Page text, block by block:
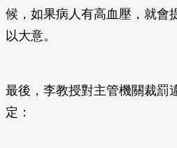
候，如果病人有高血壓，就會
以大意。
最後，李教授對主管機關裁罰
定：